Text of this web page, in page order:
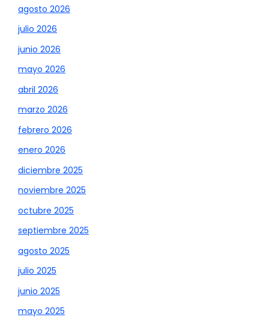
agosto 2026
julio 2026
junio 2026
mayo 2026
abril 2026
marzo 2026
febrero 2026
enero 2026
diciembre 2025
noviembre 2025
octubre 2025
septiembre 2025
agosto 2025
julio 2025
junio 2025
mayo 2025